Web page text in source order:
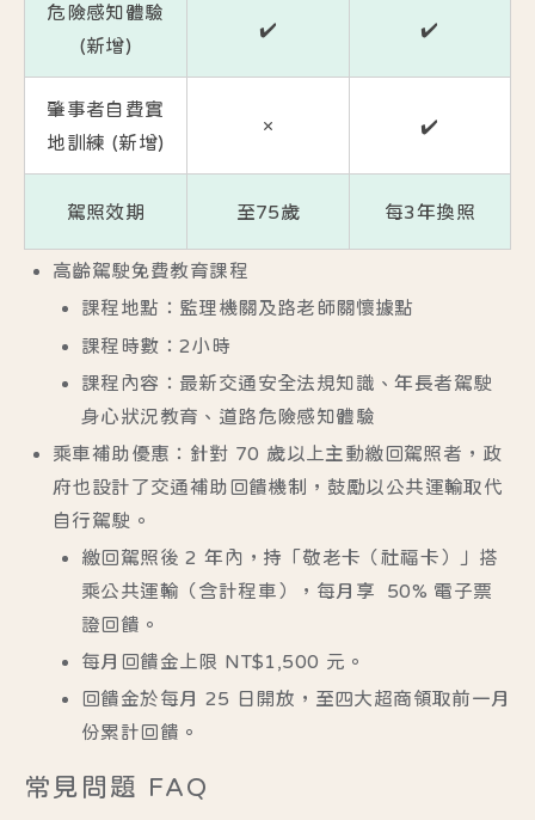
危險感知體驗
(新增)
✔️ ✔️
肇事者自費實
地訓練 (新增)
❌ ✔️
駕照效期 至75歲 每3年換照
高齡駕駛免費教育課程
課程地點：監理機關及路老師關懷據點
課程時數：2小時
課程內容：最新交通安全法規知識、年長者駕駛
身心狀況教育、道路危險感知體驗
乘車補助優惠： 針對 70 歲以上主動繳回駕照者，政
府也設計了交通補助回饋機制，鼓勵以公共運輸取代
自行駕駛。
繳回駕照後 2 年內，持「敬老卡（社福卡）」搭
乘公共運輸（含計程車），每月享 50% 電子票
證回饋 。
每月回饋金上限 NT$1,500 元 。
回饋金於每月 25 日開放，至四大超商領取前一月
份累計回饋。
常見問題 FAQ